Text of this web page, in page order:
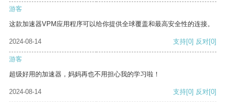
游客
这款加速器VPM应用程序可以给你提供全球覆盖和最高安全性的连接。
2024-08-14 支持[0] 反对[0]
游客
超级好用的加速器，妈妈再也不用担心我的学习啦！
2024-08-14 支持[0] 反对[0]